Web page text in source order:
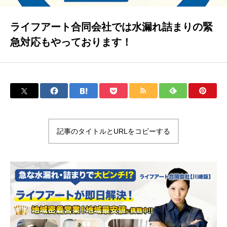
採用情報
お問い合わせ
プライバシーポリシー
ライフアート合同会社では水漏れ詰まりの緊
急対応もやっております！
記事のタイトルとURLをコピーする